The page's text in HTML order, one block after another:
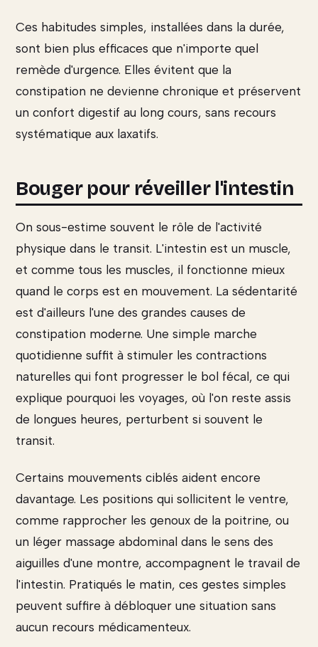
Ces habitudes simples, installées dans la durée,
sont bien plus efficaces que n'importe quel
remède d'urgence. Elles évitent que la
constipation ne devienne chronique et préservent
un confort digestif au long cours, sans recours
systématique aux laxatifs.
Bouger pour réveiller l'intestin
On sous-estime souvent le rôle de l'activité
physique dans le transit. L'intestin est un muscle,
et comme tous les muscles, il fonctionne mieux
quand le corps est en mouvement. La sédentarité
est d'ailleurs l'une des grandes causes de
constipation moderne. Une simple marche
quotidienne suffit à stimuler les contractions
naturelles qui font progresser le bol fécal, ce qui
explique pourquoi les voyages, où l'on reste assis
de longues heures, perturbent si souvent le
transit.
Certains mouvements ciblés aident encore
davantage. Les positions qui sollicitent le ventre,
comme rapprocher les genoux de la poitrine, ou
un léger massage abdominal dans le sens des
aiguilles d'une montre, accompagnent le travail de
l'intestin. Pratiqués le matin, ces gestes simples
peuvent suffire à débloquer une situation sans
aucun recours médicamenteux.